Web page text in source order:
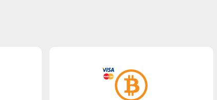
Promsvjazbank
Russkiy standart